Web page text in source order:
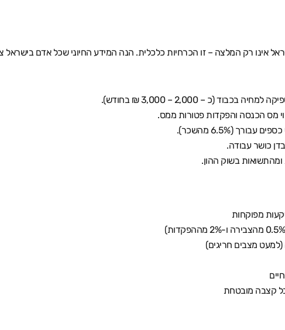
אינו רק המלצה – זו הכרחיות כלכלית. הנה המידע החיוני שכל אדם בישראל
(כ – 2,000 – 3,000 ₪ בחודש).
מס הכנסה והפקדות פטורות ממס.
(6.5% מהשכר).
כושר עבודה.
בשוק ההון.
מפוקחות
(למעט מצבים חריגים)
קצבה מובטחת